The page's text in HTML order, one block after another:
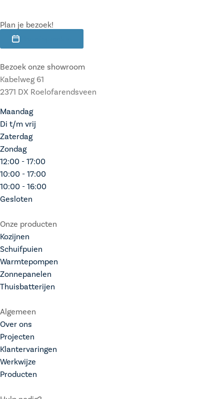
Plan je bezoek!
Bezoek onze showroom
Kabelweg 61
2371 DX Roelofarendsveen
Maandag
Di t/m vrij
Zaterdag
Zondag
12:00 - 17:00
10:00 - 17:00
10:00 - 16:00
Gesloten
Onze producten
Kozijnen
Schuifpuien
Warmtepompen
Zonnepanelen
Thuisbatterijen
Algemeen
Over ons
Projecten
Klantervaringen
Werkwijze
Producten